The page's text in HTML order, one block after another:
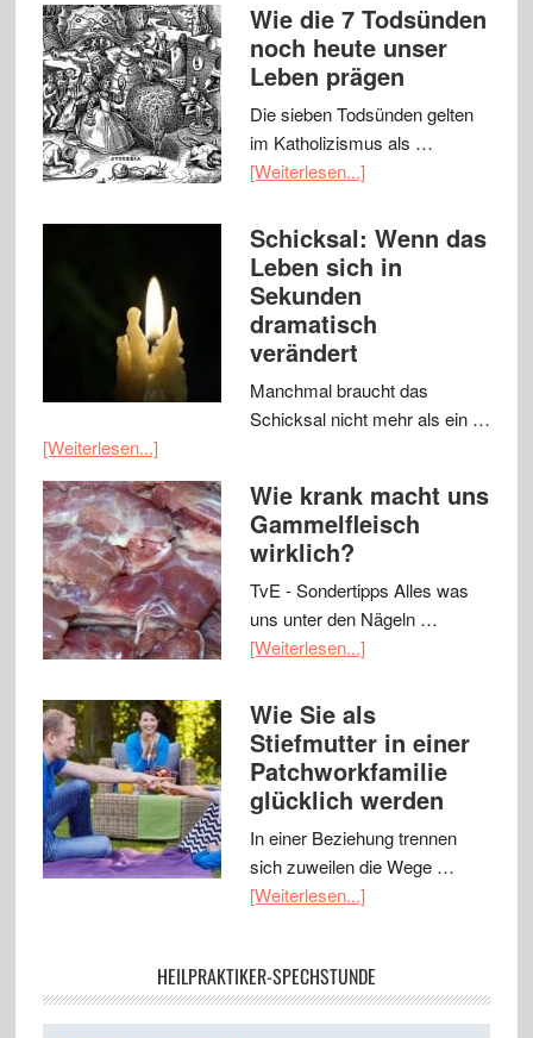
Wie die 7 Todsünden
noch heute unser
Leben prägen
Die sieben Todsünden gelten
im Katholizismus als …
[Weiterlesen...]
Schicksal: Wenn das
Leben sich in
Sekunden
dramatisch
verändert
Manchmal braucht das
Schicksal nicht mehr als ein …
[Weiterlesen...]
Wie krank macht uns
Gammelfleisch
wirklich?
TvE - Sondertipps Alles was
uns unter den Nägeln …
[Weiterlesen...]
Wie Sie als
Stiefmutter in einer
Patchworkfamilie
glücklich werden
In einer Beziehung trennen
sich zuweilen die Wege …
[Weiterlesen...]
HEILPRAKTIKER-SPECHSTUNDE